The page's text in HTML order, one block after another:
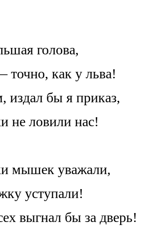
голова,
точно, как у льва!
издал бы я приказ,
не ловили нас!
мышек уважали,
уступали!
выгнал бы за дверь!